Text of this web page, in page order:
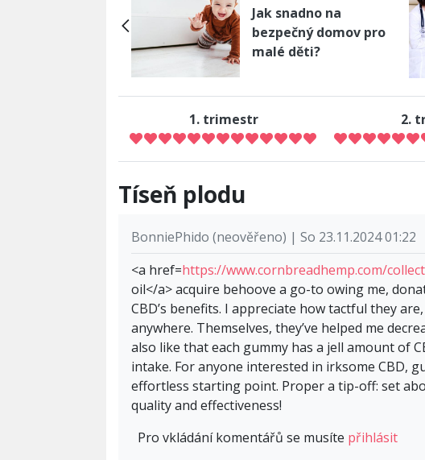
Jak snadno na
bezpečný domov pro
malé děti?
1. trimestr 2.
Tíseň plodu
BonniePhido (neověřeno) | So 23.11.2024 01:22
<a href=https://www.cornbreadhemp.com/
oil</a> acquire behoove a go-to owing me,
CBD’s benefits. I appreciate how tactful they
anywhere. Themselves, they’ve helped me
also like that each gummy has a jell amount of
intake. For anyone interested in irksome CBD,
effortless starting point. Proper a tip-off: set
quality and effectiveness!
Pro vkládání komentářů se musíte přihlásit